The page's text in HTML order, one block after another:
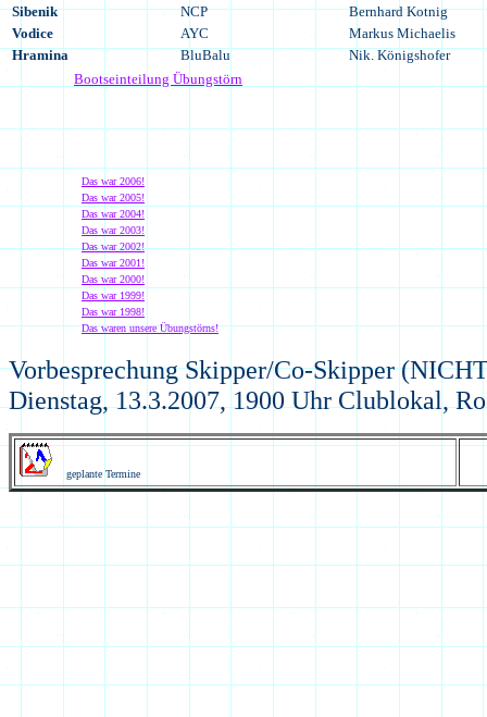
Sibenik NCP
Bernhard Kotnig
Vodice
AYC
Markus Michaelis
Hramina
BluBalu
Nik. Königshofer
Bootseinteilung Übungstörn
Das war 2006!
Das war 2005!
Das war 2004!
Das war 2003!
Das war 2002!
Das war 2001!
Das war 2000!
Das war 1999!
Das war 1998!
Das waren unsere Übungstörns!
Vorbesprechung Skipper/Co-Skipper
Dienstag, 13.3.2007, 1900 Uhr Clublokal,
geplante Termine